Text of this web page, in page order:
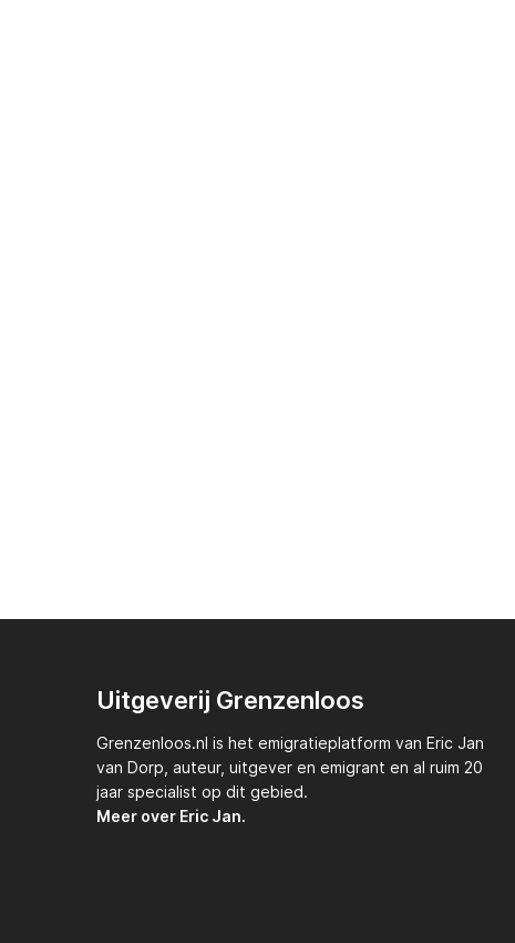
Uitgeverij Grenzenloos
Grenzenloos.nl is het emigratieplatform van Eric Jan
van Dorp, auteur, uitgever en emigrant en al ruim 20
jaar specialist op dit gebied.
Meer over Eric Jan.